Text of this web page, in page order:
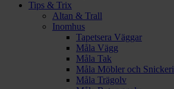
Tips & Trix
Altan & Trall
Inomhus
Tapetsera Väggar
Måla Vägg
Måla Tak
Måla Möbler och Snickeri
Måla Trägolv